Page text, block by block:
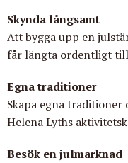
Skynda långsamt
Att bygga upp en
får längta ordentligt
Egna traditioner
Skapa egna
Helena Lyths
Besök en julmarknad